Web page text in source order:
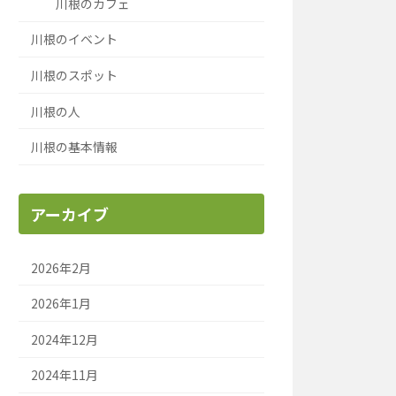
川根のイベント
川根のスポット
川根の人
川根の基本情報
アーカイブ
2026年2月
2026年1月
2024年12月
2024年11月